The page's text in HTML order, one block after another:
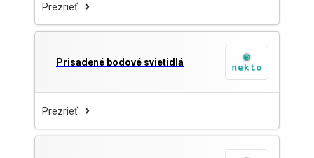
Prezrieť
Prisadené bodové svietidlá
Prezrieť